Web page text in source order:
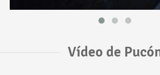
Vídeo de